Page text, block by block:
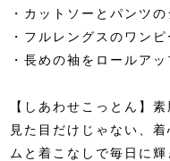
・カットソーとパンツ
・フルレングスのワン
・長めの袖をロールア
【しあわせこっとん】
見た目だけじゃない、
ムと着こなしで毎日に輝